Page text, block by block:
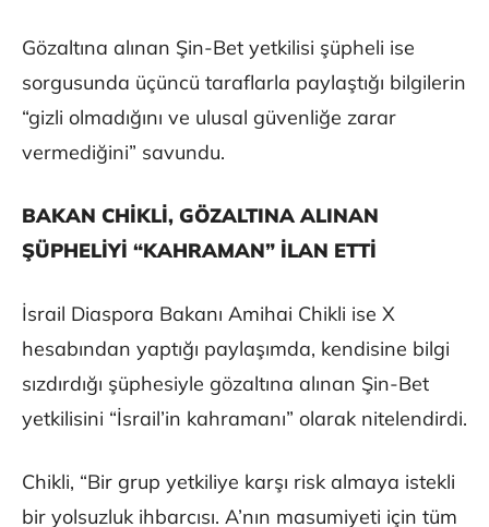
Gözaltına alınan Şin-Bet yetkilisi şüpheli ise
sorgusunda üçüncü taraflarla paylaştığı bilgilerin
“gizli olmadığını ve ulusal güvenliğe zarar
vermediğini” savundu.
BAKAN CHİKLİ, GÖZALTINA ALINAN
ŞÜPHELİYİ “KAHRAMAN” İLAN ETTİ
İsrail Diaspora Bakanı Amihai Chikli ise X
hesabından yaptığı paylaşımda, kendisine bilgi
sızdırdığı şüphesiyle gözaltına alınan Şin-Bet
yetkilisini “İsrail’in kahramanı” olarak nitelendirdi.
Chikli, “Bir grup yetkiliye karşı risk almaya istekli
bir yolsuzluk ihbarcısı. A’nın masumiyeti için tüm